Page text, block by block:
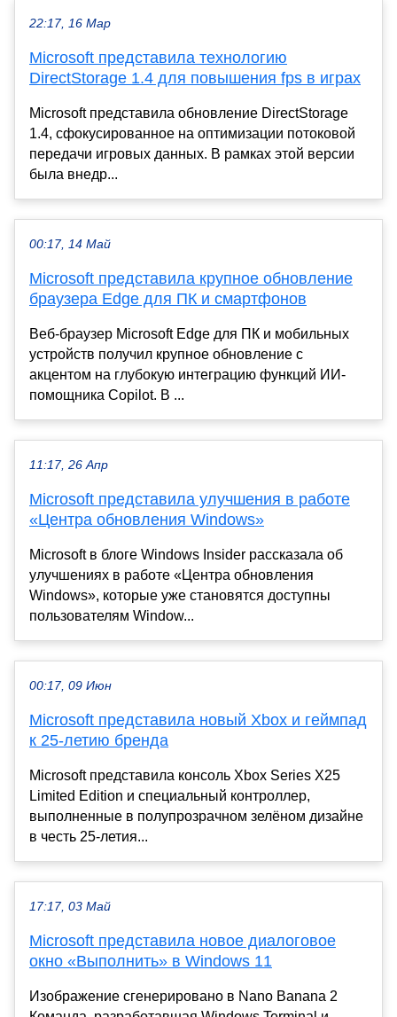
22:17, 16 Мар
Microsoft представила технологию
DirectStorage 1.4 для повышения fps в играх
Microsoft представила обновление DirectStorage
1.4, сфокусированное на оптимизации потоковой
передачи игровых данных. В рамках этой версии
была внедр...
00:17, 14 Май
Microsoft представила крупное обновление
браузера Edge для ПК и смартфонов
Веб-браузер Microsoft Edge для ПК и мобильных
устройств получил крупное обновление с
акцентом на глубокую интеграцию функций ИИ-
помощника Copilot. В ...
11:17, 26 Апр
Microsoft представила улучшения в работе
«Центра обновления Windows»
Microsoft в блоге Windows Insider рассказала об
улучшениях в работе «Центра обновления
Windows», которые уже становятся доступны
пользователям Window...
00:17, 09 Июн
Microsoft представила новый Xbox и геймпад
к 25-летию бренда
Microsoft представила консоль Xbox Series X25
Limited Edition и специальный контроллер,
выполненные в полупрозрачном зелёном дизайне
в честь 25-летия...
17:17, 03 Май
Microsoft представила новое диалоговое
окно «Выполнить» в Windows 11
Изображение сгенерировано в Nano Banana 2